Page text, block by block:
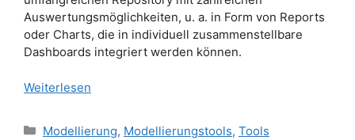
Auswertungsmöglichkeiten, u. a. in Form von Reports
oder Charts, die in individuell zusammenstellbare
Dashboards integriert werden können.
Weiterlesen
Kategorien
Modellierung, Modellierungstools, Tools